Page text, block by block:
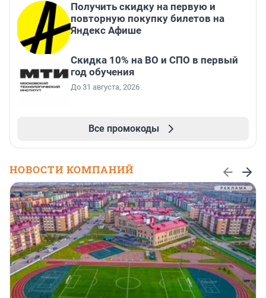
Получить скидку на первую и
повторную покупку билетов на
Яндекс Афише
Скидка 10% на ВО и СПО в первый
год обучения
До 31 августа, 2026
Все промокоды
НОВОСТИ КОМПАНИЙ